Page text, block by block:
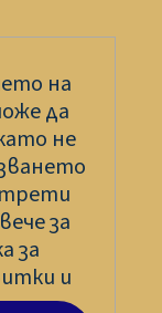
на
да
не
за
за
и